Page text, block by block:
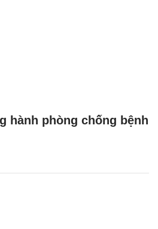
hành phòng chống bệnh